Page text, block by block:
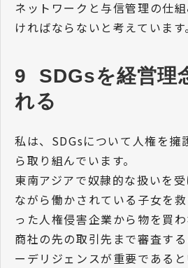
ネットワークと与信管理の仕
ければならないと考えています。
9  SDGsを経営理
れる
私は、SDGsについて人権を擁
ら取り組んでいます。
東南アジアで奴隷的な扱いを
ながら働かされている子女を
った人権侵害企業から物を買
商社の先の取引先まで審査す
ーデリジェンスが重要であると